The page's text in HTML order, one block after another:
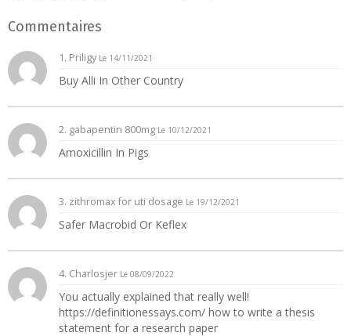
Commentaires
1. Priligy Le 14/11/2021
Buy Alli In Other Country
2. gabapentin 800mg Le 10/12/2021
Amoxicillin In Pigs
3. zithromax for uti dosage Le 19/12/2021
Safer Macrobid Or Keflex
4. Charlosjer Le 08/09/2022
You actually explained that really well!
https://definitionessays.com/ how to write a thesis
statement for a research paper